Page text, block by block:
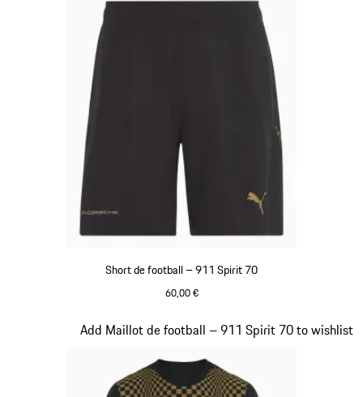
Short de football – 911 Spirit 70
60,00 €
Add Maillot de football – 911 Spirit 70 to wishlist
Diapositive 4 sur 8